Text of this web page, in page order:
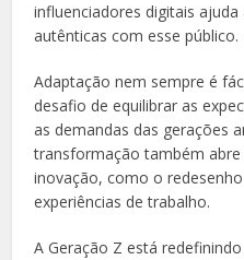
influenciadores digitais
autênticas com esse público.
Adaptação nem sempre é
desafio de equilibrar as
as demandas das gerações
transformação também
inovação, como o
experiências de trabalho.
A Geração Z está